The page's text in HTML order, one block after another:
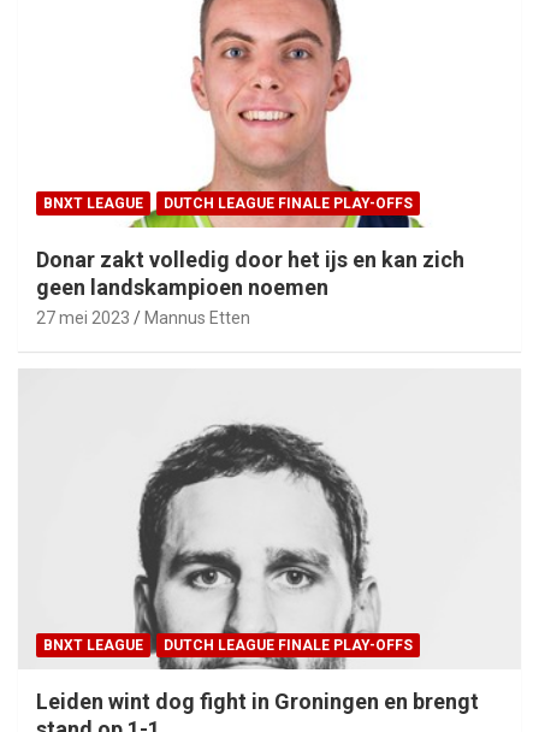
BNXT LEAGUE DUTCH LEAGUE FINALE PLAY-OFFS
Donar zakt volledig door het ijs en kan zich
geen landskampioen noemen
27 mei 2023 Mannus Etten
BNXT LEAGUE DUTCH LEAGUE FINALE PLAY-OFFS
Leiden wint dog fight in Groningen en brengt